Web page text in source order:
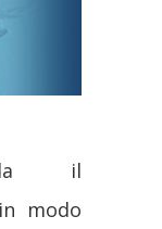
il
modo